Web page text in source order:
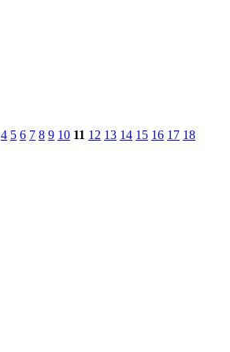
4 5 6 7 8 9 10 11 12 13 14 15 16 17 18